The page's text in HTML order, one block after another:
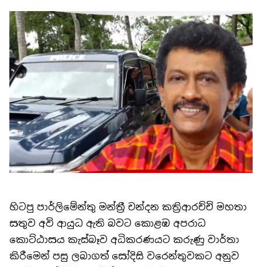
හිටපු පාර්ලිමේන්තු මන්ත්‍රී චන්දන කත්‍රිආරච්චි මහතා
සතුව අවි ආයුධ ඇති බවට කොළඹ අපරාධ
කොට්ඨාසය කැස්බෑව අධිකරණයට කරුණු වාර්තා
කිරීමෙන් පසු ලබාගත් සෝදිසි වරෙන්තුවකට අනුව